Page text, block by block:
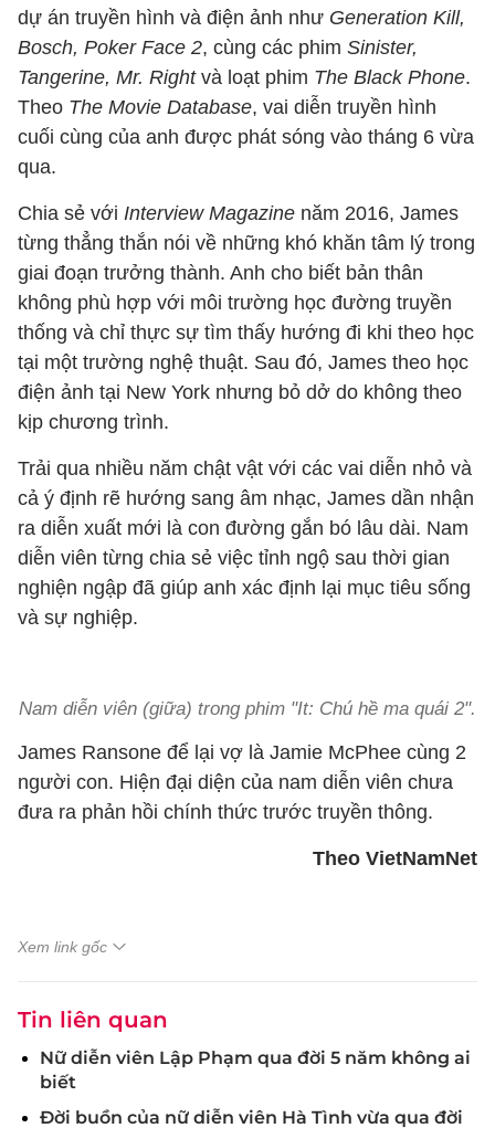
dự án truyền hình và điện ảnh như Generation Kill,
Bosch, Poker Face 2, cùng các phim Sinister,
Tangerine, Mr. Rightvà loạt phim The Black Phone.
Theo The Movie Database, vai diễn truyền hình
cuối cùng của anh được phát sóng vào tháng 6 vừa
qua.
Chia sẻ với Interview Magazine năm 2016, James
từng thẳng thắn nói về những khó khăn tâm lý trong
giai đoạn trưởng thành. Anh cho biết bản thân
không phù hợp với môi trường học đường truyền
thống và chỉ thực sự tìm thấy hướng đi khi theo học
tại một trường nghệ thuật. Sau đó, James theo học
điện ảnh tại New York nhưng bỏ dở do không theo
kịp chương trình.
Trải qua nhiều năm chật vật với các vai diễn nhỏ và
cả ý định rẽ hướng sang âm nhạc, James dần nhận
ra diễn xuất mới là con đường gắn bó lâu dài. Nam
diễn viên từng chia sẻ việc tỉnh ngộ sau thời gian
nghiện ngập đã giúp anh xác định lại mục tiêu sống
và sự nghiệp.
Nam diễn viên (giữa) trong phim "It: Chú hề ma quái 2".
James Ransone để lại vợ là Jamie McPhee cùng 2
người con. Hiện đại diện của nam diễn viên chưa
đưa ra phản hồi chính thức trước truyền thông.
Theo VietNamNet
Xem link gốc
Tin liên quan
Nữ diễn viên Lập Phạm qua đời 5 năm không ai
biết
Đời buồn của nữ diễn viên Hà Tình vừa qua đời